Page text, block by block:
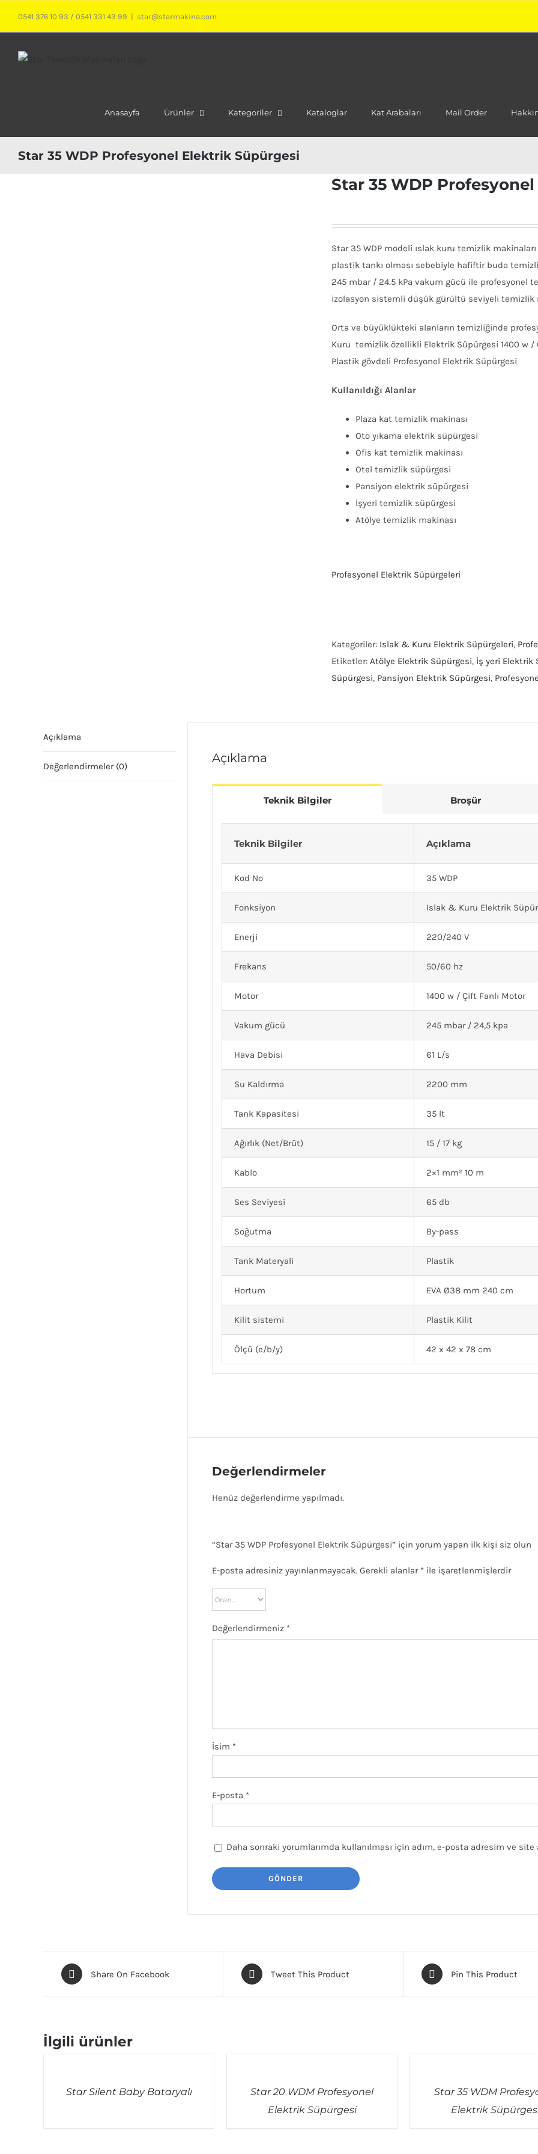
0541 376 10 93 / 0541 331 43 99 star@starmakina.com
Anasayfa Ürünler Kategoriler Kataloglar Kat Arabaları Mail Order
Star 35 WDP Profesyonel Elektrik Süpürgesi
Star 35 WDP
Star 35 WDP modeli ıslak kuru temizlik
plastik tankı olması sebebiyle hafiftir buda
245 mbar / 24.5 kPa vakum gücü ile profesyonel
izolasyon sistemli düşük gürültü seviyeli temizlik
Orta ve büyüklükteki alanların temizliğinde
Kuru temizlik özellikli Elektrik Süpürgesi 1400 w
Plastik gövdeli Profesyonel Elektrik Süpürgesi
Kullanıldığı Alanlar
Plaza kat temizlik makinası
Oto yıkama elektrik süpürgesi
Ofis kat temizlik makinası
Otel temizlik süpürgesi
Pansiyon elektrik süpürgesi
İşyeri temizlik süpürgesi
Atölye temizlik makinası
Profesyonel Elektrik Süpürgeleri
Kategoriler: Islak & Kuru Elektrik Süpürgeleri,
Etiketler: Atölye Elektrik Süpürgesi, İş yeri Elektrik
Süpürgesi, Pansiyon Elektrik Süpürgesi,
Açıklama
Değerlendirmeler (0)
Açıklama
Teknik Bilgiler Broşür
Teknik Bilgiler Açıklama
Kod No 35 WDP
Fonksiyon Islak & Kuru Elektrik
Enerji 220/240 V
Frekans 50/60 hz
Motor 1400 w / Çift Fanlı Motor
Vakum gücü 245 mbar / 24,5 kpa
Hava Debisi 61 L/s
Su Kaldırma 2200 mm
Tank Kapasitesi 35 lt
Ağırlık (Net/Brüt) 15 / 17 kg
Kablo 2×1 mm² 10 m
Ses Seviyesi 65 db
Soğutma By-pass
Tank Materyali Plastik
Hortum EVA Ø38 mm 240 cm
Kilit sistemi Plastik Kilit
Ölçü (e/b/y) 42 x 42 x 78 cm
Değerlendirmeler
Henüz değerlendirme yapılmadı.
“Star 35 WDP Profesyonel Elektrik Süpürgesi” için yorum yapan ilk kişi siz olun
E-posta adresiniz yayınlanmayacak. Gerekli alanlar * ile işaretlenmişlerdir
Değerlendirmeniz *
İsim *
E-posta *
Daha sonraki yorumlarımda kullanılması için adım, e-posta adresim ve
Share On Facebook Tweet This Product Pin This Product
İlgili ürünler
Star Silent Baby Bataryalı
Star 20 WDM Profesyonel
Elektrik Süpürgesi
Star 35 WDM
Elektrik